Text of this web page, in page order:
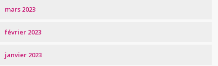
mars 2023
février 2023
janvier 2023